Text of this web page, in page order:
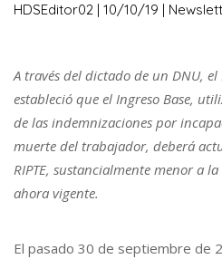
HDSEditor02 | 10/10/19 |
A través del dictado de un DNU,
estableció que el Ingreso Base,
de las indemnizaciones por
muerte del trabajador, deberá
RIPTE, sustancialmente menor a
ahora vigente.
El pasado 30 de septiembre de